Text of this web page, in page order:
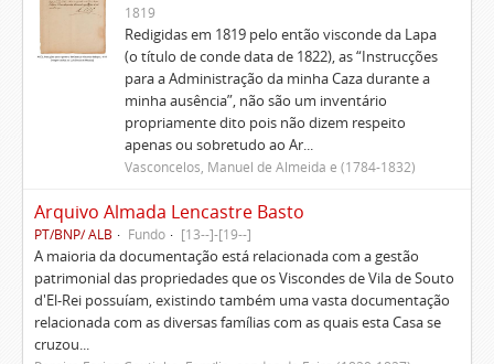
1819
Redigidas em 1819 pelo então visconde da Lapa
(o título de conde data de 1822), as “Instrucções
para a Administração da minha Caza durante a
minha ausência”, não são um inventário
propriamente dito pois não dizem respeito
apenas ou sobretudo ao Ar...
Vasconcelos, Manuel de Almeida e (1784-1832)
Arquivo Almada Lencastre Basto
PT/BNP/ ALB Fundo [13--]-[19--]
A maioria da documentação está relacionada com a gestão
patrimonial das propriedades que os Viscondes de Vila de Souto
d'El-Rei possuíam, existindo também uma vasta documentação
relacionada com as diversas famílias com as quais esta Casa se
cruzou...